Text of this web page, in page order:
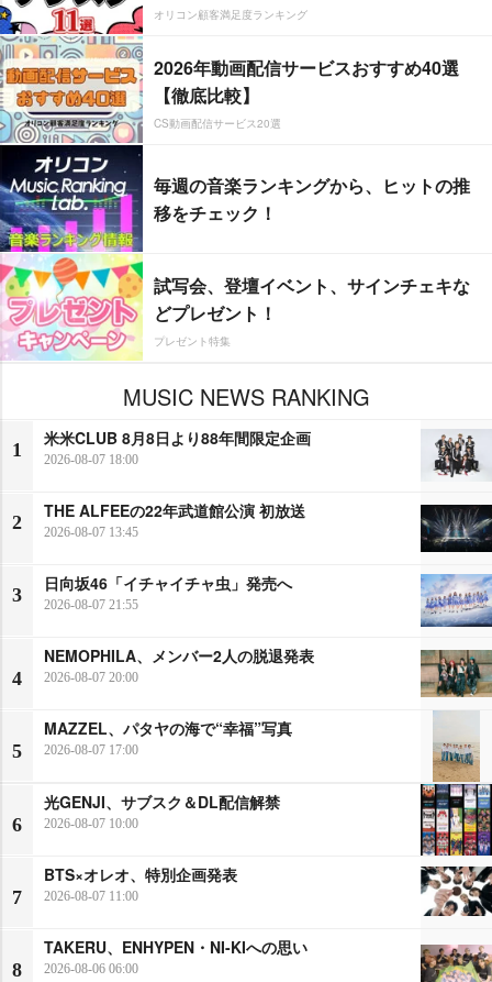
オリコン顧客満足度ランキング
2026年動画配信サービスおすすめ40選
【徹底比較】
CS動画配信サービス20選
毎週の音楽ランキングから、ヒットの推
移をチェック！
試写会、登壇イベント、サインチェキな
どプレゼント！
プレゼント特集
MUSIC NEWS RANKING
1
米米CLUB 8月8日より88年間限定企画
2026-08-07 18:00
2
THE ALFEEの22年武道館公演 初放送
2026-08-07 13:45
3
日向坂46「イチャイチャ虫」発売へ
2026-08-07 21:55
4
NEMOPHILA、メンバー2人の脱退発表
2026-08-07 20:00
5
MAZZEL、パタヤの海で“幸福”写真
2026-08-07 17:00
6
光GENJI、サブスク＆DL配信解禁
2026-08-07 10:00
7
BTS×オレオ、特別企画発表
2026-08-07 11:00
8
TAKERU、ENHYPEN・NI-KIへの思い
2026-08-06 06:00